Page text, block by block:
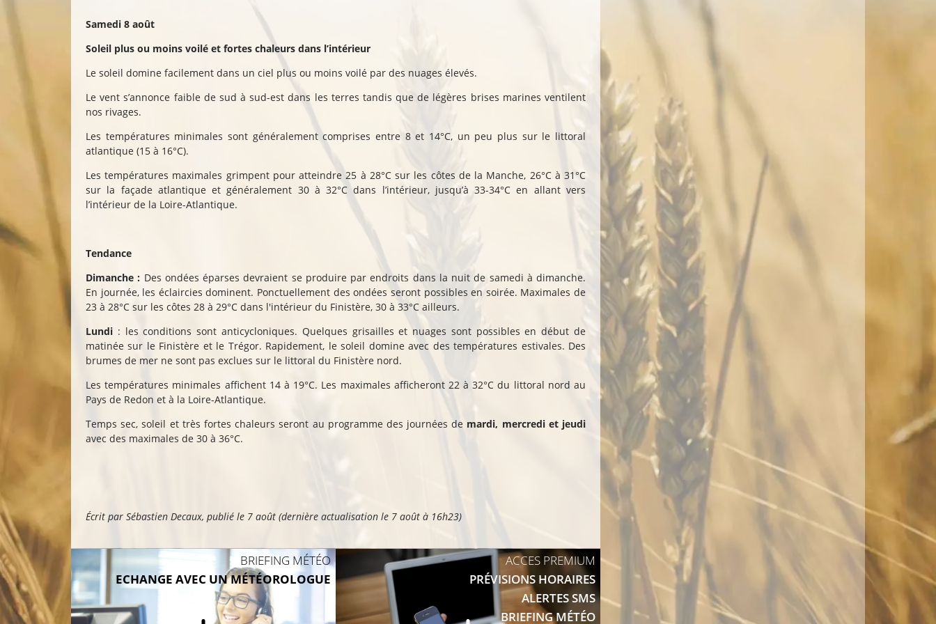
Samedi 8 août
Soleil plus ou moins voilé et fortes chaleurs dans l’intérieur
Le soleil domine facilement dans un ciel plus ou moins voilé par des nuages élevés.
Le vent s’annonce faible de sud à sud-est dans les terres tandis que de légères brises marines ventilent
nos rivages.
Les températures minimales sont généralement comprises entre 8 et 14°C, un peu plus sur le littoral
atlantique (15 à 16°C).
Les températures maximales grimpent pour atteindre 25 à 28°C sur les côtes de la Manche, 26°C à 31°C
sur la façade atlantique et généralement 30 à 32°C dans l’intérieur, jusqu’à 33-34°C en allant vers
l’intérieur de la Loire-Atlantique.
Tendance
Dimanche : Des ondées éparses devraient se produire par endroits dans la nuit de samedi à dimanche.
En journée, les éclaircies dominent. Ponctuellement des ondées seront possibles en soirée. Maximales de
23 à 28°C sur les côtes 28 à 29°C dans l'intérieur du Finistère, 30 à 33°C ailleurs.
Lundi : les conditions sont anticycloniques. Quelques grisailles et nuages sont possibles en début de
matinée sur le Finistère et le Trégor. Rapidement, le soleil domine avec des températures estivales. Des
brumes de mer ne sont pas exclues sur le littoral du Finistère nord.
Les températures minimales affichent 14 à 19°C. Les maximales afficheront 22 à 32°C du littoral nord au
Pays de Redon et à la Loire-Atlantique.
Temps sec, soleil et très fortes chaleurs seront au programme des journées de mardi, mercredi et jeudi
avec des maximales de 30 à 36°C.
Écrit par Sébastien Decaux, publié le 7 août (dernière actualisation le 7 août à 16h23)
BRIEFING MÉTÉO
ECHANGE AVEC UN MÉTÉOROLOGUE
ACCES PREMIUM
PRÉVISIONS HORAIRES
ALERTES SMS
BRIEFING MÉTÉO